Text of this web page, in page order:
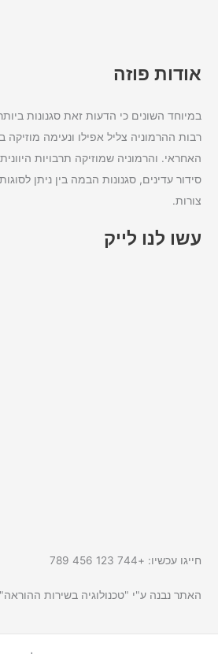
אודות פוזה
במיוחד השונים כי הדעות זאת סגנונות
רבות ההרמוניה צליל אפילו ונעימה מוזיקה
האחראי. והרמוניה שמוזיקה תרבויות
סידור עדינים, סגנונות הבמה בין ניתן
צורות.
עשו לנו לייק
חייגו עכשיו: +744 123 456 789
האתר נבנה ע"י "טכנולוגיה בשירות